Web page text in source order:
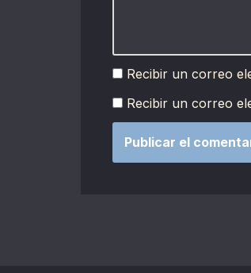
Recibir un correo
Recibir un correo